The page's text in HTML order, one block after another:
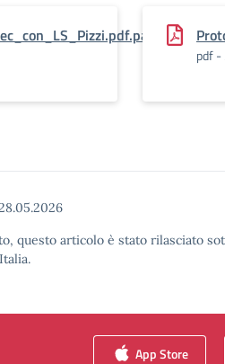
pdf -
questo articolo è stato rilasciato
App Store